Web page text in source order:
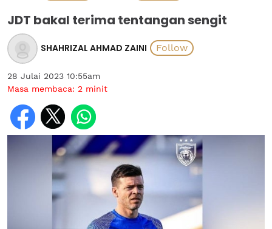
JDT bakal terima tentangan sengit
SHAHRIZAL AHMAD ZAINI
28 Julai 2023 10:55am
Masa membaca: 2 minit